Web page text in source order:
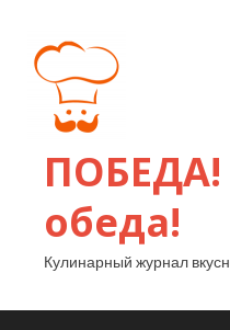
ПОБЕДА!
обеда!
Кулинарный журнал